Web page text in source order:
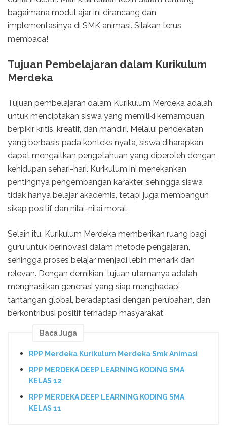
bagaimana modul ajar ini dirancang dan
implementasinya di SMK animasi. Silakan terus
membaca!
Tujuan Pembelajaran dalam Kurikulum
Merdeka
Tujuan pembelajaran dalam Kurikulum Merdeka adalah
untuk menciptakan siswa yang memiliki kemampuan
berpikir kritis, kreatif, dan mandiri. Melalui pendekatan
yang berbasis pada konteks nyata, siswa diharapkan
dapat mengaitkan pengetahuan yang diperoleh dengan
kehidupan sehari-hari. Kurikulum ini menekankan
pentingnya pengembangan karakter, sehingga siswa
tidak hanya belajar akademis, tetapi juga membangun
sikap positif dan nilai-nilai moral.
Selain itu, Kurikulum Merdeka memberikan ruang bagi
guru untuk berinovasi dalam metode pengajaran,
sehingga proses belajar menjadi lebih menarik dan
relevan. Dengan demikian, tujuan utamanya adalah
menghasilkan generasi yang siap menghadapi
tantangan global, beradaptasi dengan perubahan, dan
berkontribusi positif terhadap masyarakat.
Baca Juga
RPP Merdeka Kurikulum Merdeka Smk Animasi
RPP MERDEKA DEEP LEARNING KODING SMA
KELAS 12
RPP MERDEKA DEEP LEARNING KODING SMA
KELAS 11